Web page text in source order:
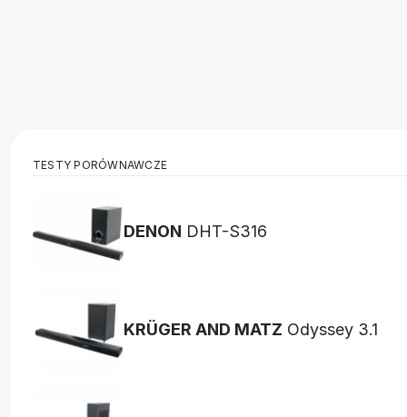
TESTY PORÓWNAWCZE
DENON DHT-S316
KRÜGER AND MATZ Odyssey 3.1